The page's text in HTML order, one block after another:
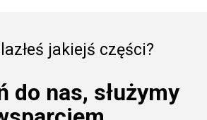
jakiejś części?
do nas, służymy